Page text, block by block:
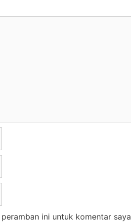
ini untuk komentar saya